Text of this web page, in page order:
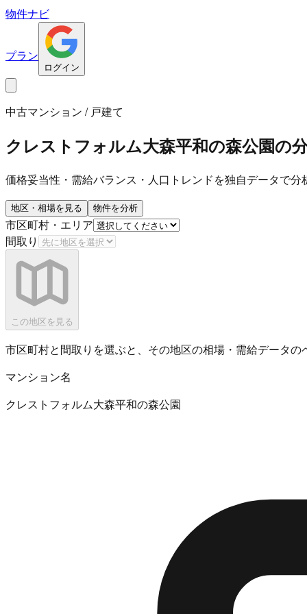
物件ナビ
プラン
ログイン
中古マンション / 戸建て
クレストフォルム大森平和の森公園の
価格妥当性・需給バランス・人口トレンドを独自データで分
地区・相場を見る 物件を分析
市区町村・エリア
間取り
この地区を見る
市区町村と間取りを選ぶと、その地区の相場・需給データの
マンション名
クレストフォルム大森平和の森公園